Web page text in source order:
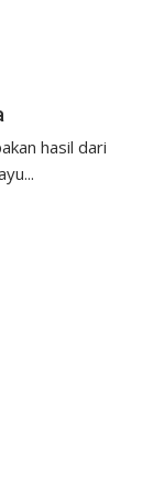
hasil dari